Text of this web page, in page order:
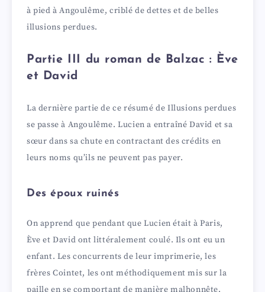
à pied à Angoulême, criblé de dettes et de belles
illusions perdues.
Partie III du roman de Balzac : Ève
et David
La dernière partie de ce résumé de Illusions perdues
se passe à Angoulême. Lucien a entraîné David et sa
sœur dans sa chute en contractant des crédits en
leurs noms qu’ils ne peuvent pas payer.
Des époux ruinés
On apprend que pendant que Lucien était à Paris,
Ève et David ont littéralement coulé. Ils ont eu un
enfant. Les concurrents de leur imprimerie, les
frères Cointet, les ont méthodiquement mis sur la
paille en se comportant de manière malhonnête.